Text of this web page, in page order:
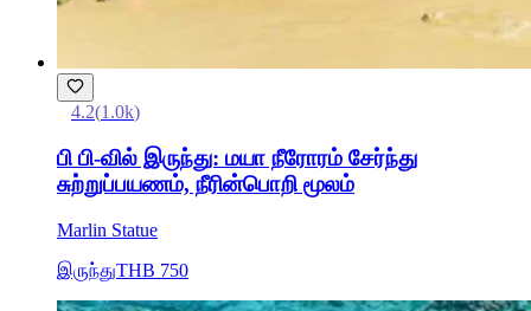
4.2(1.0k)
பி பி-வில் இருந்து: மயா நீரோரம் சேர்ந்து
சுற்றுப்பயணம், நீரின்பொறி மூலம்
Marlin Statue
இருந்துTHB 750